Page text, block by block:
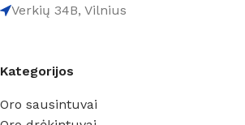
Verkių 34B, Vilnius
Kategorijos
Oro sausintuvai